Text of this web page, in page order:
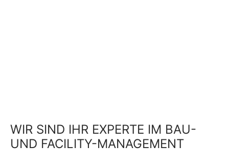
WIR SIND IHR EXPERTE IM BAU-
UND FACILITY-MANAGEMENT